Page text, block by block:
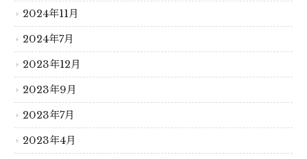
2024年11月
2024年7月
2023年12月
2023年9月
2023年7月
2023年4月